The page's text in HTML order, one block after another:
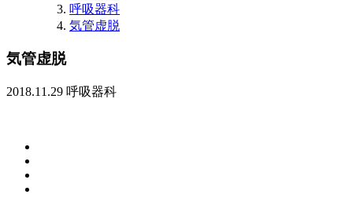
呼吸器科
気管虚脱
気管虚脱
2018.11.29 呼吸器科